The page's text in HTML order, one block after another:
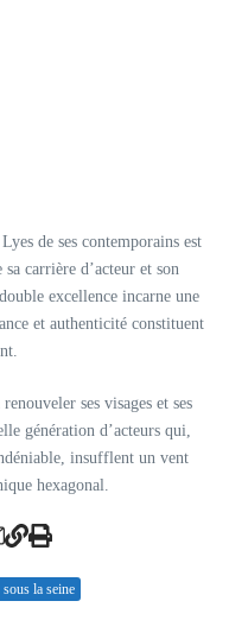
de ses contemporains est
carrière d’acteur et son
excellence incarne une
et authenticité constituent
ses visages et ses
génération d’acteurs qui,
insufflent un vent
hexagonal.
la seine